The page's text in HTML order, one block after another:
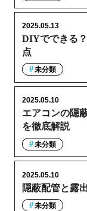
DIYでできる
点
2025.05.13
未分類
エアコンの隠
を徹底解説
2025.05.10
未分類
隠蔽配管と露
2025.05.10
未分類